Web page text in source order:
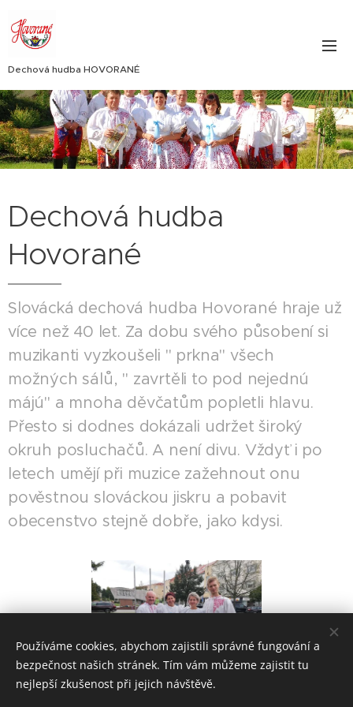
Dechová hudba HOVORANÉ
Dechová hudba
Hovorané
Slovácká dechová hudba Hovorané hraje už
více než 40 let. Za dobu svého působení si
muzikanti vyzkoušeli " prkna" všech
možných sálů, " zavrtěli to pod nejednú
májú" a mnoha děvčatům popletli hlavu.
Přesto si dodnes dokázali udržet široký
okruh posluchačů. A není divu. Vždyť i po
letech umějí při muzice zažehnout onu
pověstnou slováckou jiskru a pobavit
obecenstvo stejně dobře, jako kdysi.
Používáme cookies, abychom zajistili správné fungování a
bezpečnost našich stránek. Tím vám můžeme zajistit tu
nejlepší zkušenost při jejich návštěvě.